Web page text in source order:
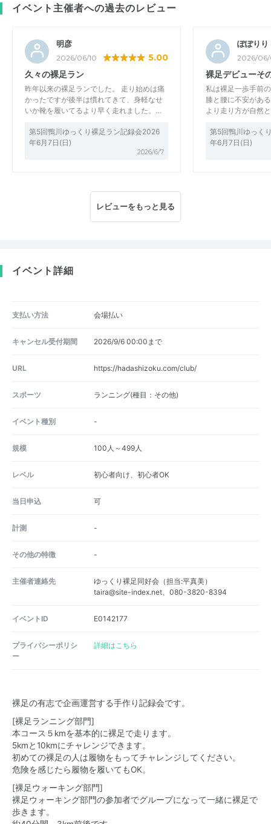
イベント主催者への過去のレビュー
明彦
2026/06/10 5.00
久々の裸足ラン
昨年以来の裸足ランでした。 走り始めは痛
かったですが後半は慣れてきて、身軽なせ
いか靴を履いてるより早く走れました。…
第5回鴨川ゆっくり裸足ラン記録会2026
年6月7日(日)
2026/6/7
ぽぽりり
2026/
裸足デビューそ
私は裸足一歩手前
膝と腰に不安があ
より走り方が自然
第5回鴨川ゆっく
年6月7日(日)
レビューをもっと見る
イベント詳細
支払い方法 会場払い
キャンセル受付期間 2026/9/6 00:00まで
URL https://hadashizoku.com/club/
スポーツ ランニング(種目：その他)
イベント種別 -
規模 100人～499人
レベル 初心者向け、初心者OK
当日申込 可
計測 -
その他の特徴 -
主催者連絡先
ゆっくり裸足同好会（担当:平真美）
taira@site-index.net、080-3820-8394
イベントID E0142177
プライバシーポリシ
ー
詳細はこちら
裸足の有志で企画運営する手作り記録会です。
[裸足ランニング部門]
本コース５kmを基本的に裸足で走ります。
5kmと10kmにチャレンジできます。
初めての裸足の人は履物をもってチャレンジしてください。
危険を感じたら履物を履いてもOK。
[裸足ウォーキング部門]
裸足ウォーキング部門の参加者でグループになって一緒に裸足で
歩きます。